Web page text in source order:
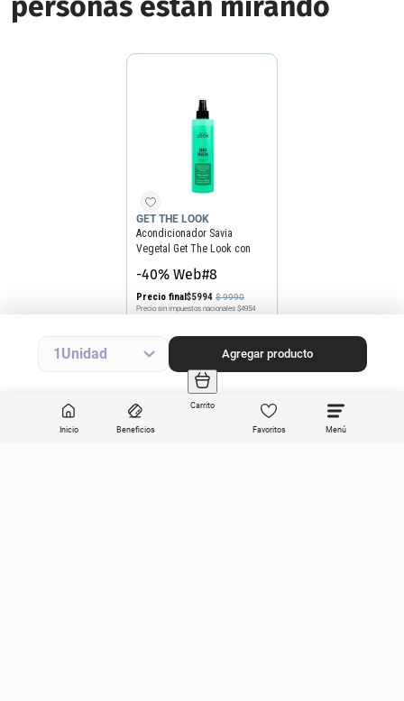
Inicio Beneficios
Carrito
Favoritos
1 Agregar producto
GET THE LOOK
Acondicionador Savia
Vegetal Get The Look con
-40% Web#8
Precio final$5994 $9990
Precio sin impuestos nacionales $4954
Agregar producto